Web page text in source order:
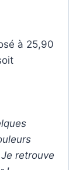
à 25,90
retrouve